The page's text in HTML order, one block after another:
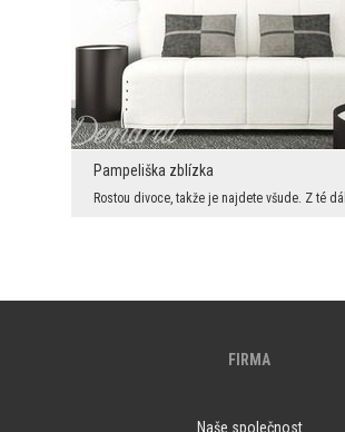
Pampeliška zblízka
FIRMA
Naše společnost